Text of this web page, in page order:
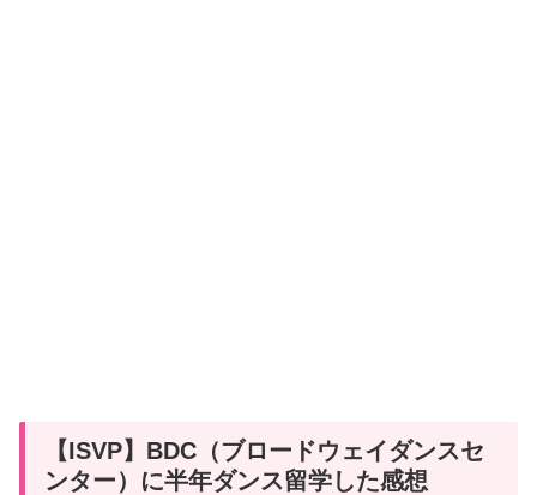
【ISVP】BDC（ブロードウェイダンスセ
ンター）に半年ダンス留学した感想